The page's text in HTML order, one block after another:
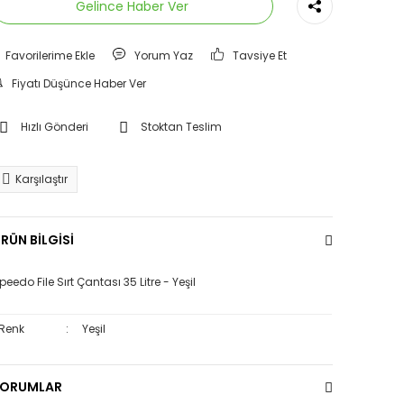
Gelince Haber Ver
Yorum Yaz
Tavsiye Et
Fiyatı Düşünce Haber Ver
Hızlı Gönderi Stoktan Teslim
Karşılaştır
BİLGİSİ
File Sırt Çantası 35 Litre - Yeşil
: Yeşil